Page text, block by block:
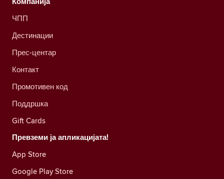
ЧПП
Дестинации
Прес-центар
Контакт
Промотивен код
Поддршка
Gift Cards
Превземи ја апликацијата!
App Store
Google Play Store